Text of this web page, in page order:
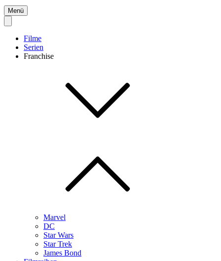
Menü
Filme
Serien
Franchise
Marvel
DC
Star Wars
Star Trek
James Bond